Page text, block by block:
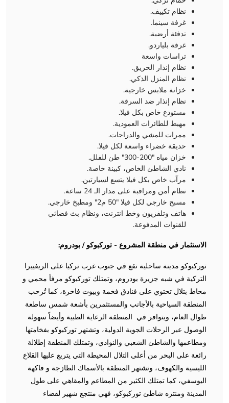
نظام تكييف.
غرفة سينما.
تدفئة أرضية.
غرفة بلياردو.
تراسات واسعة
نظام إنذار الحريق.
نظام المنزل الذكي.
خزانة ملابس خارجية.
نظام إنذار ضد السرقة.
مستودع خاص بكل فيلا.
مهبط للطائرات العمودية.
ممرات للمشي والدراجات.
حديقة خضراء واسعة لكل فيلا.
خزان مياه "200-300" طن للفلل.
نادي الشاطئ الخاص، كبينة خاصة.
مرآب خاص بكل فيلا يتسع لسيارتين.
نظام أمن ومراقبة على مدار الـ 24 ساعة.
مسبح خارجي لكل فيلا "50 م2" ومطبخ خارجي.
هاتف وتلفزيون وخط انترنت، ونظام بث فضائي
للقنوات المدفوعة.
الاستثمار في منطقة المشروع - توركبوكو / بودروم:
توركبوكو مدينة ساحلية تقع في جنوب غرب تركيا على الريفييرا
التركية في شبه جزيرة بودروم، وتمتلك توركبوكو مرفأ محمي و
محاط بتلال تحتوي على فنادق فخمة وبيوت فاخرة، كما تُرحب
المنطقة السياحية بالأجانب والمستثمرين بأشعة شمس ساطعة
طوال العام، ويتوافر في المنطقة الرعاية الطبية وأيضاً سهولة
الوصول عبر الرحلات الجوية الدولية، وتشتهر توركبوكو بفخامتها
ومطاعمها والشاطئ الشعبي والنوادي، وتمتلك المنطقة إطلالة
رائعة على البحر من أعلى التلال المحيطة التي يتربع عليها القلاع
الليسية والكهوف، وتشتهر المنطقة بالأسماك الطازجة و فاكهة
اليوسفي، كما تمتلك الكثير من المطاعم والمقاهي على طول
المدينة ومنتزه شاطئ توركبوكو، فهي منتجع شهير لقضاء